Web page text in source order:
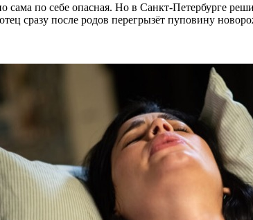
по себе опасная. Но в Санкт-Петербурге
сразу после родов перегрызёт пуповину